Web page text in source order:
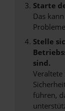
Starte
Das
Stelle
sind.
führen,